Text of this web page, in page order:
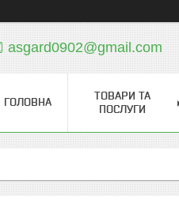
asgard0902@gmail.com
ГОЛОВНА
ТОВАРИ ТА
ПОСЛУГИ